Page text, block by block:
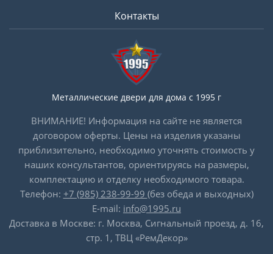
Контакты
Металлические двери для дома с 1995 г
ВНИМАНИЕ! Информация на сайте не является
договором оферты. Цены на изделия указаны
приблизительно, необходимо уточнять стоимость у
наших консультантов, ориентируясь на размеры,
комплектацию и отделку необходимого товара.
Телефон: +7 (985) 238-99-99 (без обеда и выходных)
E-mail: info@1995.ru
Доставка в Москве: г. Москва, Сигнальный проезд, д. 16,
стр. 1, ТВЦ «РемДекор»